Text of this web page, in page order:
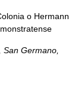
o Hermann
San Germano,